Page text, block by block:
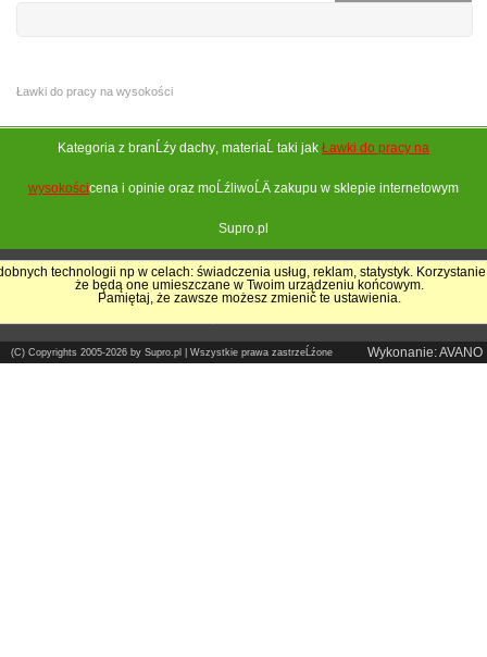
Ławki do pracy na wysokości
Kategoria z branĹźy dachy, materiaĹ taki jak Ławki do pracy na
wysokościcena i opinie oraz moĹźliwoĹÄ zakupu w sklepie internetowym
Supro.pl
Pokrycia Dachowe - Supro.pl
Sklep internetowy
Wykonanie: AVANO
(C) Copyrights 2005-2026 by Supro.pl | Wszystkie prawa zastrzeĹźone
technologii np w celach: świadczenia usług, reklam, statystyk.
że będą one umieszczane w Twoim urządzeniu końcowym.
Pamiętaj, że zawsze możesz zmienić te ustawienia.